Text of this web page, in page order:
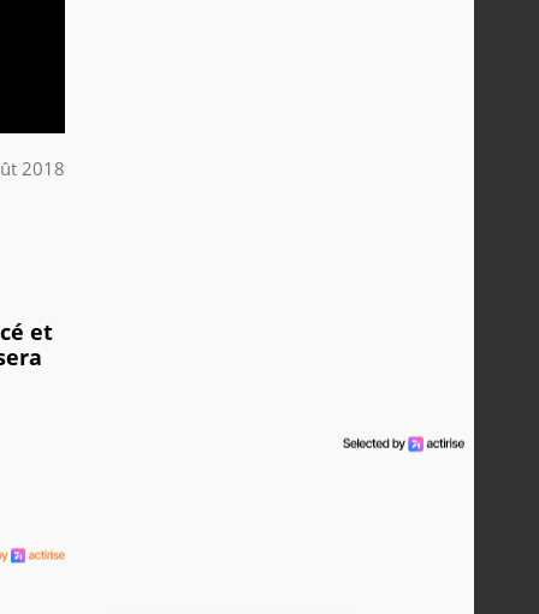
2018
et